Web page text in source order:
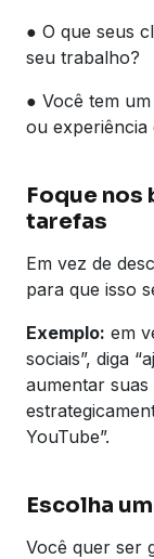
● O que seus
seu trabalho?
● Você tem
ou experiência
Foque nos
tarefas
Em vez de
para que isso
Exemplo: em
sociais”, diga
aumentar
YouTube”.
Escolha
Você quer ser